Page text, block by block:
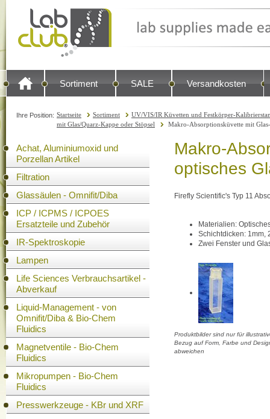
Sortiment SALE Versandkosten
Ihre Position: Startseite Sortiment
UV/VIS/IR Küvetten und Festkörper-
mit Glas/Quarz-Kappe oder Stöpsel
Makro-Absorptionsküvette mit
Achat, Aluminiumoxid und
Porzellan Artikel
Filtration
Glassäulen - Omnifit/Diba
ICP / ICPMS / ICPOES
Ersatzteile und Zubehör
IR-Spektroskopie
Lampen
Life Sciences Verbrauchsartikel -
Abverkauf
Liquid-Management - von
Omnifit/Diba & Bio-Chem
Fluidics
Magnetventile - Bio-Chem
Fluidics
Mikropumpen - Bio-Chem
Fluidics
Presswerkzeuge - KBr und XRF
Makro-
optisches
Firefly Scientific's Typ 11
Materialien:
Schichtdicken: 1mm,
Zwei Fenster und
Produktbilder sind nur für
Bezug auf Form, Farbe und
abweichen